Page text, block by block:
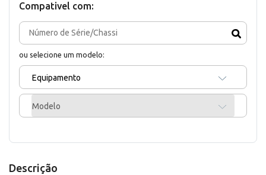
Compativel com:
ou selecione um modelo:
Equipamento
Modelo
Descrição